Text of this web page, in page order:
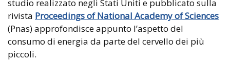
studio realizzato negli Stati Uniti e pubblicato sulla
rivista Proceedings of National Academy of Sciences
(Pnas) approfondisce appunto l’aspetto del
consumo di energia da parte del cervello dei più
piccoli.